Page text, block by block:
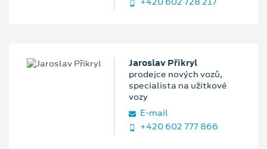
Jaroslav Přikryl
prodejce nových vozů,
specialista na užitkové
vozy
E‑mail
+420 602 777 866